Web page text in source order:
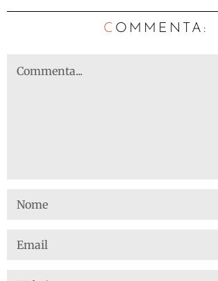
C OMMENTA: